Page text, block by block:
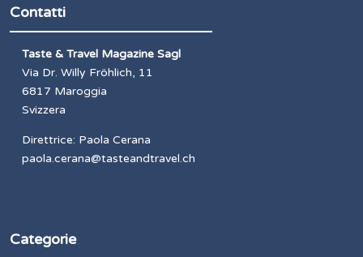
Contatti
Taste & Travel Magazine Sagl
Via Dr. Willy Fröhlich, 11
6817 Maroggia
Svizzera
Direttrice: Paola Cerana
paola.cerana@tasteandtravel.ch
Categorie